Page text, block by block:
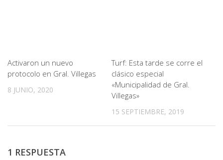
Activaron un nuevo
protocolo en Gral. Villegas
8 JUNIO, 2020
Turf: Esta tarde se corre el
clásico especial
«Municipalidad de Gral.
Villegas»
15 SEPTIEMBRE, 2019
1 RESPUESTA